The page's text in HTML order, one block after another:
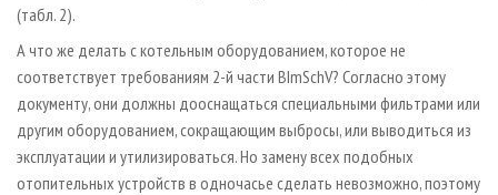
(табл. 2).
А что же делать с котельным оборудованием, которое не
соответствует требованиям 2-й части BImSchV? Согласно этому
документу, они должны дооснащаться специальными фильтрами или
другим оборудованием, сокращающим выбросы, или выводиться из
эксплуатации и утилизироваться. Но замену всех подобных
отопительных устройств в одночасье сделать невозможно, поэтому